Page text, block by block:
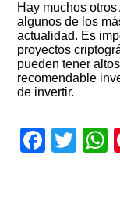
Hay muchos
algunos de los
actualidad. Es
proyectos
pueden tener
recomendable
de invertir.